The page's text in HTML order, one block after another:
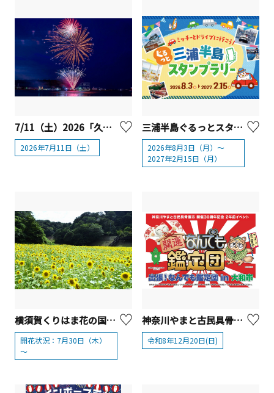
7/11（土）2026「久里浜ペリー祭花火大会」【横須賀市】
2026年7月11日（土）
三浦半島ぐるっとスタンプラリー開催【横須賀市】【逗子市】【三浦市】【葉山町】
2026年8月3日（月）～
2027年2月15日（月）
横須賀くりはま花の国・7/30～開花情報
開花状況：7月30日（木）
～
神奈川やまと古民具骨董市30周年記念2年前イベント「出張！なんでも鑑定団 in 大和市」
令和8年12月20日(日)